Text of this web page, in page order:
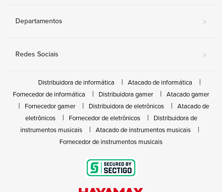
Departamentos >
Redes Sociais >
Distribuidora de informática
Atacado de informática
Fornecedor de informática
Distribuidora gamer
Atacado gamer
Fornecedor gamer
Distribuidora de eletrônicos
Atacado de
eletrônicos
Fornecedor de eletrônicos
Distribuidora de
instrumentos musicais
Atacado de instrumentos musicais
Fornecedor de instrumentos musicais